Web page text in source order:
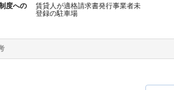
度への
賃貸人が適格請求書発行事業者未
登録の駐車場